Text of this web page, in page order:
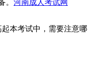
。 河南成人考试网
本考试中，需要注意哪